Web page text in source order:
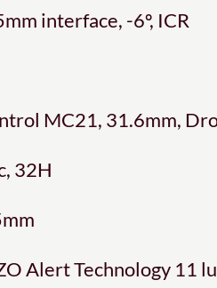
interface, -6º, ICR
MC21, 31.6mm,
32H
Alert Technology 11